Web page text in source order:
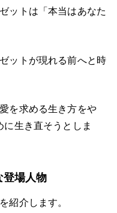
ットは「本当はあなた
ットが現れる前へと時
を求める生き方をや
生き直そうとしま
登場人物
紹介します。